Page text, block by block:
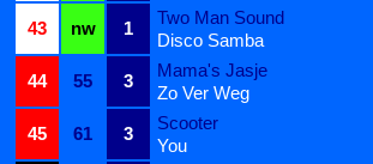
43
nw 1
Two Man Sound
Disco Samba
44
55 3
Mama's Jasje
Zo Ver Weg
45
61 3
Scooter
You